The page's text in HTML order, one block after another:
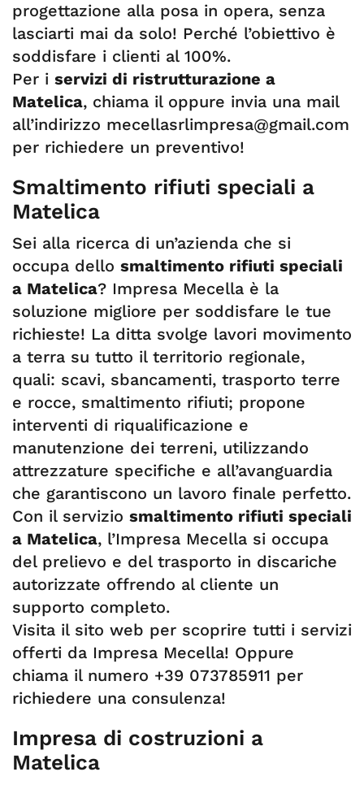
progettazione alla posa in opera, senza
lasciarti mai da solo! Perché l’obiettivo è
soddisfare i clienti al 100%.
Per i servizi di ristrutturazione a
Matelica, chiama il oppure invia una mail
all’indirizzo mecellasrlimpresa@gmail.com
per richiedere un preventivo!
Smaltimento rifiuti speciali a
Matelica
Sei alla ricerca di un’azienda che si
occupa dello smaltimento rifiuti speciali
a Matelica? Impresa Mecella è la
soluzione migliore per soddisfare le tue
richieste! La ditta svolge lavori movimento
a terra su tutto il territorio regionale,
quali: scavi, sbancamenti, trasporto terre
e rocce, smaltimento rifiuti; propone
interventi di riqualificazione e
manutenzione dei terreni, utilizzando
attrezzature specifiche e all’avanguardia
che garantiscono un lavoro finale perfetto.
Con il servizio smaltimento rifiuti speciali
a Matelica, l’Impresa Mecella si occupa
del prelievo e del trasporto in discariche
autorizzate offrendo al cliente un
supporto completo.
Visita il sito web per scoprire tutti i servizi
offerti da Impresa Mecella! Oppure
chiama il numero +39 073785911 per
richiedere una consulenza!
Impresa di costruzioni a
Matelica